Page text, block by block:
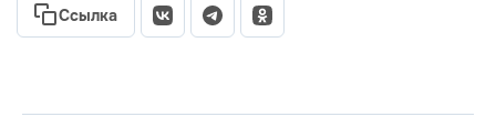
Ссылка